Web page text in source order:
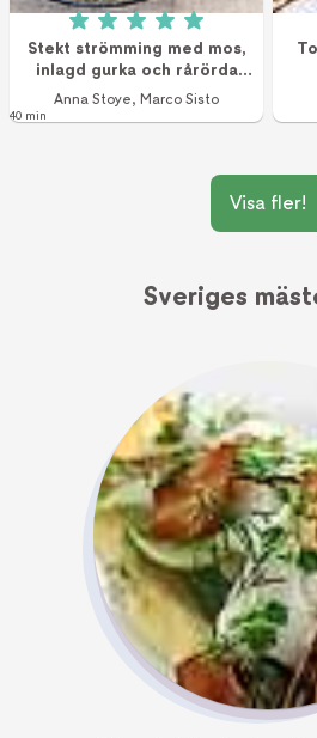
Betyg: 5 av 5 (3 röster)
Stekt strömming med mos,
inlagd gurka och rårörda
lingon
Anna Stoye, Marco Sisto
40 min
Visa fler!
Sveriges